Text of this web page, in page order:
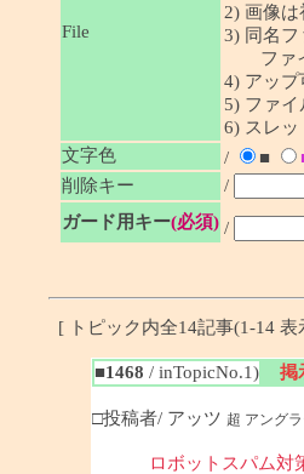
File
2) 画像は
3) 同名フ
ファイ
4) アップ
5) ファイ
6) スレ
文字色
/ ■
削除キー
/
ガード用キー(必須) /
[ トピック内全14記事(1-14
■1468 / inTopicNo.1)
掲
□投稿者/ アッツ 超 アングラ
ロボットスパム対